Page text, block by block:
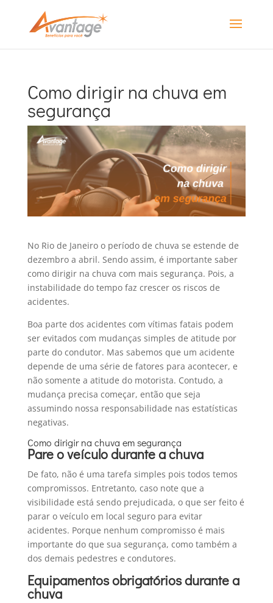
Como dirigir na chuva em
segurança
No Rio de Janeiro o período de chuva se estende de
dezembro a abril. Sendo assim, é importante saber
como dirigir na chuva com mais segurança. Pois, a
instabilidade do tempo faz crescer os riscos de
acidentes.
Boa parte dos acidentes com vítimas fatais podem
ser evitados com mudanças simples de atitude por
parte do condutor. Mas sabemos que um acidente
depende de uma série de fatores para acontecer, e
não somente a atitude do motorista. Contudo, a
mudança precisa começar, então que seja
assumindo nossa responsabilidade nas estatísticas
negativas.
Como dirigir na chuva em segurança
Pare o veículo durante a chuva
De fato, não é uma tarefa simples pois todos temos
compromissos. Entretanto, caso note que a
visibilidade está sendo prejudicada, o que ser feito é
parar o veículo em local seguro para evitar
acidentes. Porque nenhum compromisso é mais
importante do que sua segurança, como também a
dos demais pedestres e condutores.
Equipamentos obrigatórios durante a
chuva